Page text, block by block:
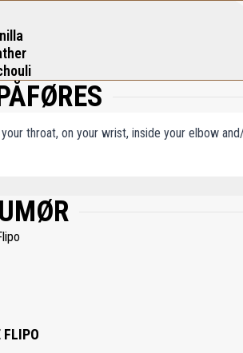
throat, on your wrist, inside your elbow
CITRONELLOL, HEXYL CINNAMAL, LIMONENE,
FLIPO